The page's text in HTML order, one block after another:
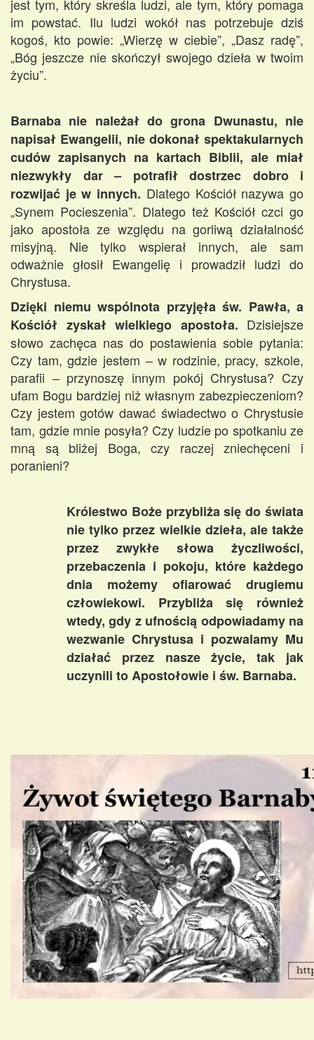
jest tym, który skreśla ludzi, ale tym, który pomaga
im powstać. Ilu ludzi wokół nas potrzebuje dziś
kogoś, kto powie: „Wierzę w ciebie”, „Dasz radę”,
„Bóg jeszcze nie skończył swojego dzieła w twoim
życiu”.
Barnaba nie należał do grona Dwunastu, nie
napisał Ewangelii, nie dokonał spektakularnych
cudów zapisanych na kartach Biblii, ale miał
niezwykły dar – potrafił dostrzec dobro i
rozwijać je w innych. Dlatego Kościół nazywa go
„Synem Pocieszenia”. Dlatego też Kościół czci go
jako apostoła ze względu na gorliwą działalność
misyjną. Nie tylko wspierał innych, ale sam
odważnie głosił Ewangelię i prowadził ludzi do
Chrystusa.
Dzięki niemu wspólnota przyjęła św. Pawła, a
Kościół zyskał wielkiego apostoła. Dzisiejsze
słowo zachęca nas do postawienia sobie pytania:
Czy tam, gdzie jestem – w rodzinie, pracy, szkole,
parafii – przynoszę innym pokój Chrystusa? Czy
ufam Bogu bardziej niż własnym zabezpieczeniom?
Czy jestem gotów dawać świadectwo o Chrystusie
tam, gdzie mnie posyła? Czy ludzie po spotkaniu ze
mną są bliżej Boga, czy raczej zniechęceni i
poranieni?
Królestwo Boże przybliża się do świata
nie tylko przez wielkie dzieła, ale także
przez zwykłe słowa życzliwości,
przebaczenia i pokoju, które każdego
dnia możemy ofiarować drugiemu
człowiekowi. Przybliża się również
wtedy, gdy z ufnością odpowiadamy na
wezwanie Chrystusa i pozwalamy Mu
działać przez nasze życie, tak jak
uczynili to Apostołowie i św. Barnaba.